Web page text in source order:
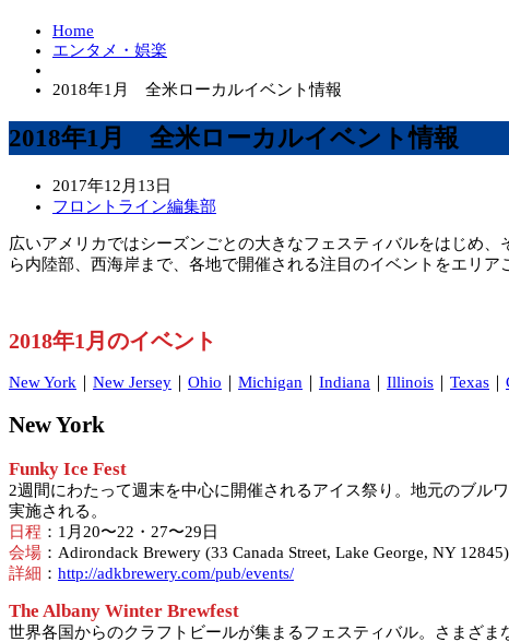
Home
エンタメ・娯楽
2018年1月 全米ローカルイベント情報
2018年1月 全米ローカルイベント情報
2017年12月13日
フロントライン編集部
広いアメリカではシーズンごとの大きなフェスティバルをはじめ
ら内陸部、西海岸まで、各地で開催される注目のイベントをエリア
2018年1月のイベント
New York ｜ New Jersey ｜ Ohio ｜ Michigan ｜ Indiana ｜ Illinois ｜ Texas ｜
New York
Funky Ice Fest
2週間にわたって週末を中心に開催されるアイス祭り。地元のブル
実施される。
日程 ：1月20〜22・27〜29日
会場 ：Adirondack Brewery (33 Canada Street, Lake George, NY 12845)
詳細 ： http://adkbrewery.com/pub/events/
The Albany Winter Brewfest
世界各国からのクラフトビールが集まるフェスティバル。さまざ